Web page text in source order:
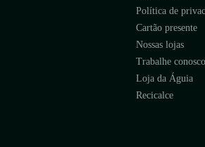
Política de
Cartão presente
Nossas lojas
Trabalhe conosco
Loja da Águia
Recicalce